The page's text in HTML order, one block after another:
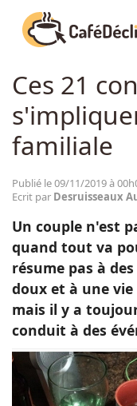
CAFÉDÉCLIC ARTICLES
Ces 21
familiale
Publié le 09/11/2019 à
Ecrit par Desruisseaux
Un couple n'est
quand tout va
résume pas à
doux et à une vie
mais il y a
conduit à des